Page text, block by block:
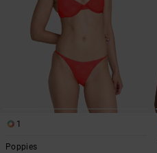
1
Poppies